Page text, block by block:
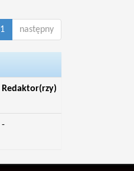
1 następny
Redaktor(rzy)
-